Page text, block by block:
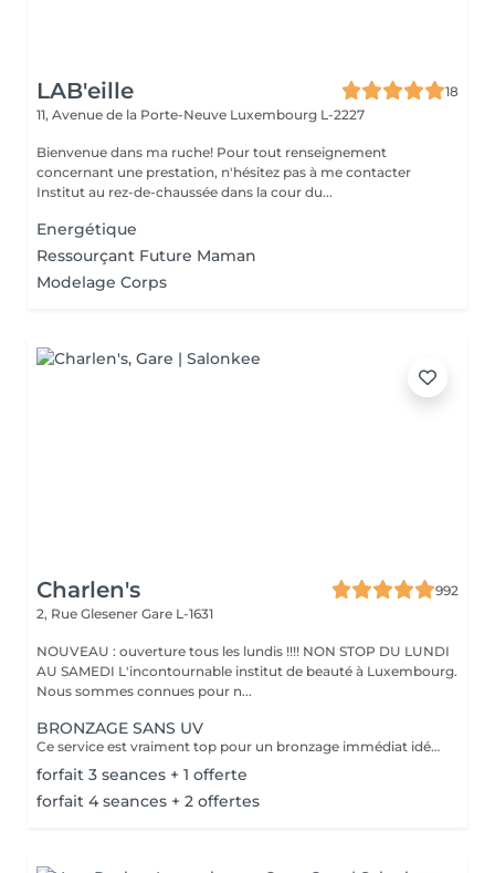
LAB'eille
18
11, Avenue de la Porte-Neuve Luxembourg L-2227
Bienvenue dans ma ruche! Pour tout renseignement
concernant une prestation, n'hésitez pas à me contacter
Institut au rez-de-chaussée dans la cour du...
Energétique
Ressourçant Future Maman
Modelage Corps
Charlen's
992
2, Rue Glesener Gare L-1631
NOUVEAU : ouverture tous les lundis !!!! NON STOP DU LUNDI
AU SAMEDI L'incontournable institut de beauté à Luxembourg.
Nous sommes connues pour n...
BRONZAGE SANS UV
Ce service est vraiment top pour un bronzage immédiat idéal avant vos vacances ou avant une soirée ;) Nous vous conseillons de faire un gommage la veille du soin et de porter des vêtements amples noirs. Selon votre peau, cela tient environ 1 semaine à 10 Jours! AVANT Exfolier votre peau en profondeur, puis hydrater généreusement 24h avant d'appliquer votre autobronzant, en insistant bien sur les coudes, genoux, chevilles et les zones sensibles. Épiler ou raser dans les 48h avant application afin que les pores de la peau soient fermés. Des points noirs pourraient apparaître si votre peau n'est pas nette lors de l'application. Ne pas appliquer de crème hydratante, parfum, déodorant ou maquillage le jour même de l'application cela pourrait obstruer les pores de la peau et faire apparaître des points noirs. APRÈS Porter des vêtement amples de couleur foncée les vêtements près du corps ou sous-vêtements pourraient faire des marques, porter des chaussures larges. Hydrater quotidiennement votre peau les jours suivant l'application ou utiliser un autobronzant progressif pour entretenir votre bronzage et le faire durer plus longtemps. Après 5 jours, exfolier quotidiennement votre peau à l'aide d'un exfoliant doux afin d'aider votre peau à absorber plus facilement votre crème hydratante, et garder un joli bronzage. Cela permet aussi au bronzage de s'estomper progressivement et uniformément.
forfait 3 seances + 1 offerte
forfait 4 seances + 2 offertes